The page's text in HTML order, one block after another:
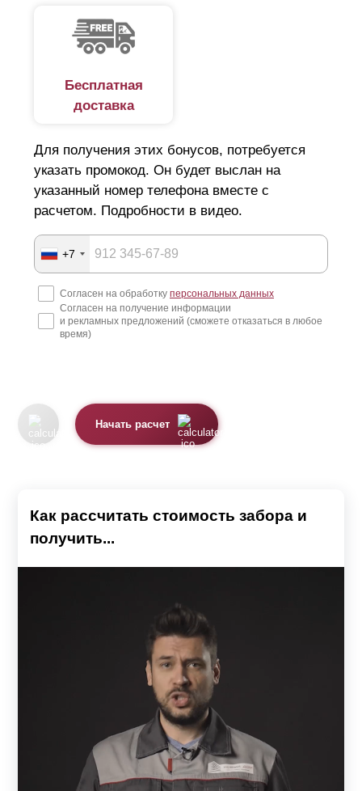
Бесплатная
доставка
Для получения этих бонусов, потребуется
указать промокод. Он будет выслан на
указанный номер телефона вместе с
расчетом. Подробности в видео.
+7
Согласен на обработку персональных данных
Согласен на получение информации
и рекламных предложений (сможете отказаться в любое
время)
Начать расчет
Как рассчитать стоимость забора и
получить...